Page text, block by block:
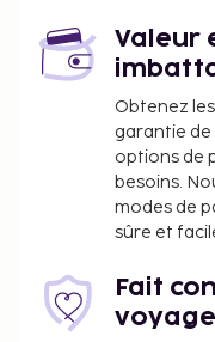
Ambassade du
Les aéroports les
Aéroport de
Aéroport de
Hotel Reytan :
Chopin (WAW).
Valeur
Obtenez
garantie de
options de
besoins.
modes de
sûre et
Fait